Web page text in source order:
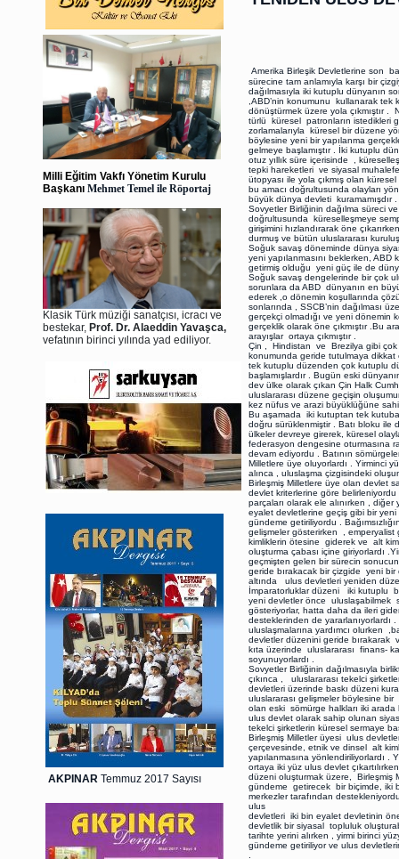
Milli Eğitim Vakfı Yönetim Kurulu
Başkanı Mehmet Temel ile Röportaj
Klasik Türk müziği sanatçısı, icracı ve
bestekar, Prof. Dr. Alaeddin Yavaşca,
vefatının birinci yılında yad ediliyor.
AKPINAR Temmuz 2017 Sayısı
Amerika Birleşik Devletlerine son
sürecine tam anlamıyla karşı bir
dağılmasıyla iki kutuplu dünyanın
,ABD’nin konumunu kullanarak tek
dönüştürmek üzere yola çıkmıştır .
türlü küresel patronların istedikleri
zorlamalarıyla küresel bir düzene
böylesine yeni bir yapılanma
gelmeye başlamıştır . İki kutuplu
otuz yıllık süre içerisinde ,
tepki hareketleri ve siyasal
ütopyası ile yola çıkmış olan
bu amacı doğrultusunda olayları
büyük dünya devleti kuramamışdır .
Sovyetler Birliğinin dağılma süreci ve
doğrultusunda küreselleşmeye
girişimini hızlandırarak öne
durmuş ve bütün uluslararası
Soğuk savaş döneminde dünya
yeni yapılanmasını beklerken,
getirmiş olduğu yeni güç ile de
Soğuk savaş dengelerinde bir çok
sorunlara da ABD dünyanın en
ederek ,o dönemin koşullarında
sonlarında , SSCB’nin dağılması
gerçekçi olmadığı ve yeni dönemin
gerçeklik olarak öne çıkmıştır .Bu
arayışlar ortaya çıkmıştır .
Çin , Hindistan ve Brezilya gibi çok
konumunda geride tutulmaya dikkat
tek kutuplu düzenden çok kutuplu
başlamışlardır . Bugün eski
dev ülke olarak çıkan Çin Halk
uluslararası düzene geçişin
kez nüfus ve arazi büyüklüğüne
Bu aşamada iki kutuptan tek
doğru sürüklenmiştir . Batı bloku
ülkeler devreye girerek, küresel
federasyon dengesine oturmasına
devam ediyordu . Batının
Milletlere üye oluyorlardı . Yirminci
alınca , uluslaşma çizgisindeki
Birleşmiş Milletlere üye olan devlet
devlet kriterlerine göre
parçaları olarak ele alınırken ,
eyalet devletlerine geçiş gibi bir yeni
gündeme getiriliyordu .
gelişmeler gösterirken , emperyalist
kimliklerin ötesine giderek ve alt
oluşturma çabası içine giriyorlardı
geçmişten gelen bir sürecin
geride bırakacak bir çizgide yeni bir
altında ulus devletleri yeniden
İmparatorluklar düzeni iki kutuplu bir
yeni devletler önce uluslaşabilmek
gösteriyorlar, hatta daha da ileri
desteklerinden de
uluslaşmalarına yardımcı olurken
devletler düzenini geride bırakarak
kıta üzerinde uluslararası finans-
soyunuyorlardı .
Sovyetler Birliğinin dağılmasıyla
çıkınca , uluslararası tekelci
devletleri üzerinde baskı düzeni
uluslararası gelişmeler böylesine
olan eski sömürge halkları iki arada
ulus devlet olarak sahip olunan
tekelci şirketlerin küresel sermaye
Birleşmiş Milletler üyesi ulus
çerçevesinde, etnik ve dinsel alt
yapılanmasına yönlendiriliyorlardı .
ortaya iki yüz ulus devlet
düzeni oluşturmak üzere, Birleşmiş
gündeme getirecek bir biçimde, iki
merkezler tarafından
ulus
devletleri iki bin eyalet devletinin
devletlik bir siyasal topluluk
tarihte yerini alırken , yirmi birinci
gündeme getiriliyor ve ulus